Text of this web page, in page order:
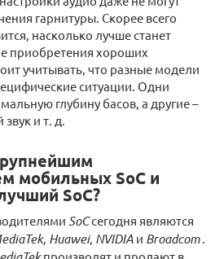
гарнитуры. Скорее всего
насколько лучше станет
приобретения хороших
учитывать, что разные модели
ситуации. Одни
глубину басов, а другие –
и т. д.
мобильных SoC и
SoC?
SoCсегодня являются
Huawei, NVIDIA и Broadcom.
производят и продают в